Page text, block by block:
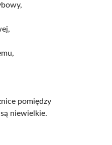
pomiędzy
niewielkie.